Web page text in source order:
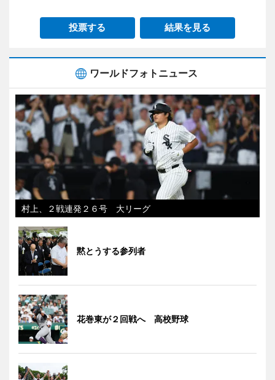
投票する 結果を見る
ワールドフォトニュース
村上、２戦連発２６号 大リーグ
黙とうする参列者
花巻東が２回戦へ 高校野球